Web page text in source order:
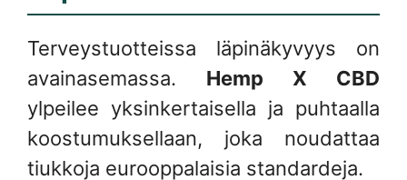
Terveystuotteissa läpinäkyvyys on
avainasemassa. Hemp X CBD
ylpeilee yksinkertaisella ja puhtaalla
koostumuksellaan, joka noudattaa
tiukkoja eurooppalaisia standardeja.